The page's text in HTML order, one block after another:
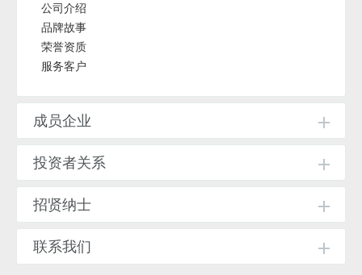
公司介绍
品牌故事
荣誉资质
服务客户
成员企业
投资者关系
招贤纳士
联系我们